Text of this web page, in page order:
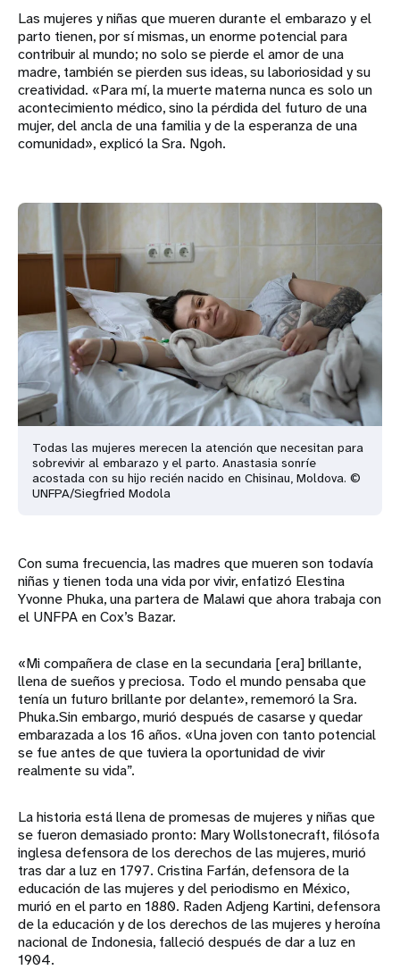
Las mujeres y niñas que mueren durante el embarazo y el
parto tienen, por sí mismas, un enorme potencial para
contribuir al mundo; no solo se pierde el amor de una
madre, también se pierden sus ideas, su laboriosidad y su
creatividad. «Para mí, la muerte materna nunca es solo un
acontecimiento médico, sino la pérdida del futuro de una
mujer, del ancla de una familia y de la esperanza de una
comunidad», explicó la Sra. Ngoh.
Todas las mujeres merecen la atención que necesitan para
sobrevivir al embarazo y el parto. Anastasia sonríe
acostada con su hijo recién nacido en Chisinau, Moldova. ©
UNFPA/Siegfried Modola
Con suma frecuencia, las madres que mueren son todavía
niñas y tienen toda una vida por vivir, enfatizó Elestina
Yvonne Phuka, una partera de Malawi que ahora trabaja con
el UNFPA en Cox’s Bazar.
«Mi compañera de clase en la secundaria [era] brillante,
llena de sueños y preciosa. Todo el mundo pensaba que
tenía un futuro brillante por delante», rememoró la Sra.
Phuka.Sin embargo, murió después de casarse y quedar
embarazada a los 16 años. «Una joven con tanto potencial
se fue antes de que tuviera la oportunidad de vivir
realmente su vida”.
La historia está llena de promesas de mujeres y niñas que
se fueron demasiado pronto: Mary Wollstonecraft, filósofa
inglesa defensora de los derechos de las mujeres, murió
tras dar a luz en 1797. Cristina Farfán, defensora de la
educación de las mujeres y del periodismo en México,
murió en el parto en 1880. Raden Adjeng Kartini, defensora
de la educación y de los derechos de las mujeres y heroína
nacional de Indonesia, falleció después de dar a luz en
1904.